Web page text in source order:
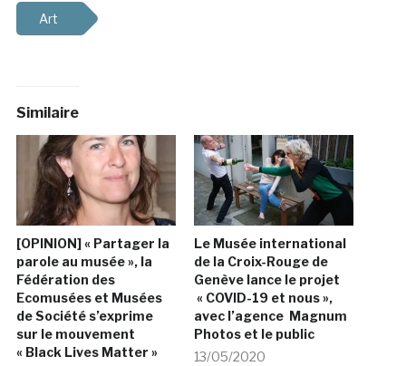
Art
Similaire
[OPINION] « Partager la
parole au musée », la
Fédération des
Ecomusées et Musées
de Société s’exprime
sur le mouvement
« Black Lives Matter »
Le Musée international
de la Croix-Rouge de
Genève lance le projet
« COVID-19 et nous »,
avec l’agence Magnum
Photos et le public
13/05/2020